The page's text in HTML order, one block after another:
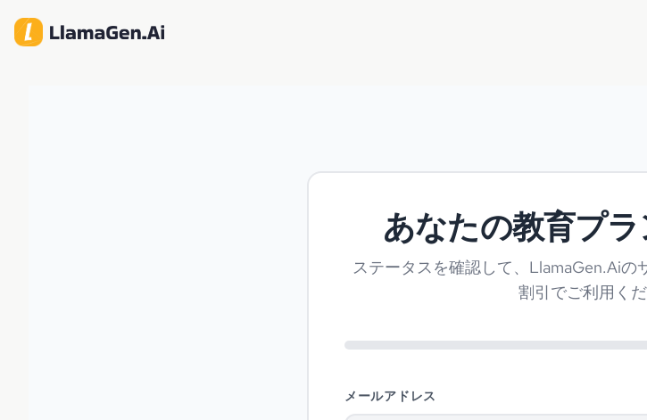
あなたの教育プ
ステータスを確認して、LlamaGen.Aiの
割引でご利用くだ
メールアドレス